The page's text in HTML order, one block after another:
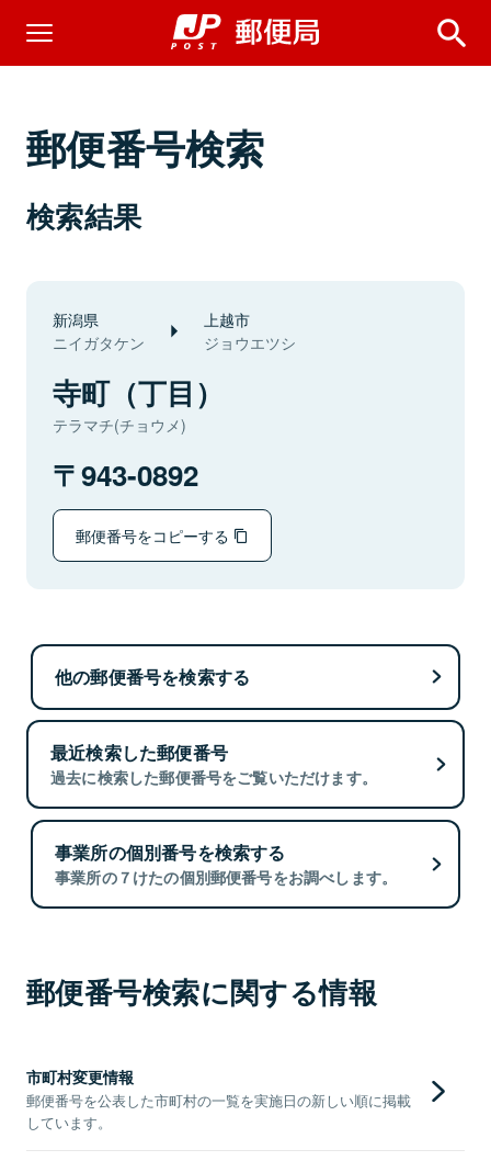
郵便番号検索
検索結果
新潟県
ニイガタケン
上越市
ジョウエツシ
寺町（丁目）
テラマチ(チョウメ)
943-0892
郵便番号をコピーする
他の郵便番号を検索する
最近検索した郵便番号
過去に検索した郵便番号をご覧いただけます。
事業所の個別番号を検索する
事業所の７けたの個別郵便番号をお調べします。
郵便番号検索に関する情報
市町村変更情報
郵便番号を公表した市町村の一覧を実施日の新しい順に掲載
しています。